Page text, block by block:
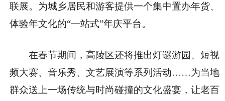
联展。为城乡居民和游客提供一个集中置办年货、
体验年文化的“一站式”年庆平台。
在春节期间，高陵区还将推出灯谜游园、短视
频大赛、音乐秀、文艺展演等系列活动……为当地
群众送上一场传统与时尚碰撞的文化盛宴，让老百